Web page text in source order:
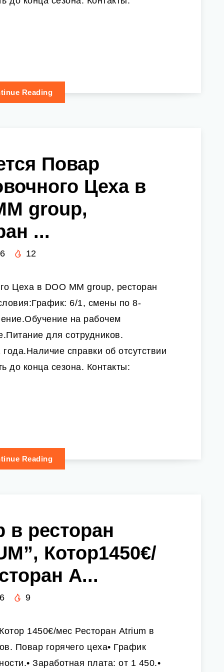
Reading
Повар
Цеха в
group,
...
12
Цеха в DOO MM group, ресторан
6/1, смены по 8-
на рабочем
для сотрудников.
справки об отсутствии
до конца сезона. Контакты:
Reading
в ресторан
Котор1450€/
A...
9
1450€/мес Ресторан Atrium в
Повар горячего цеха• График
Заработная плата: от 1 450.•